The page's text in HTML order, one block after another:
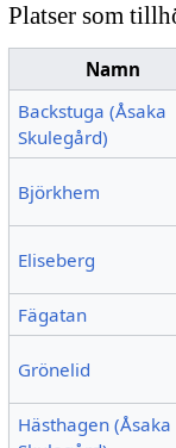
Platser som
Namn
Backstuga (Åsaka
Skulegård)
Björkhem
Eliseberg
Fägatan
Grönelid
Hästhagen (Åsaka